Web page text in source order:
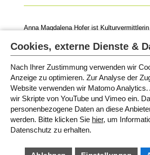
Anna Magdalena Hofer ist Kulturvermittlerin
Reumschüssel.
MODERATORINNEN UND
SPRECHERINNEN
SITEMAP
IMPRESSUM
BARRIEREFREIHEIT
Cookies, externe Dienste &
Nach Ihrer Zustimmung verwenden wir
Anzeige zu optimieren. Zur Analyse der
Website verwenden wir Matomo
wir Skripte von YouTube und Vimeo ein.
personenbezogene Daten an diese
werden. Bitte klicken Sie hier, um
Datenschutz zu erhalten.